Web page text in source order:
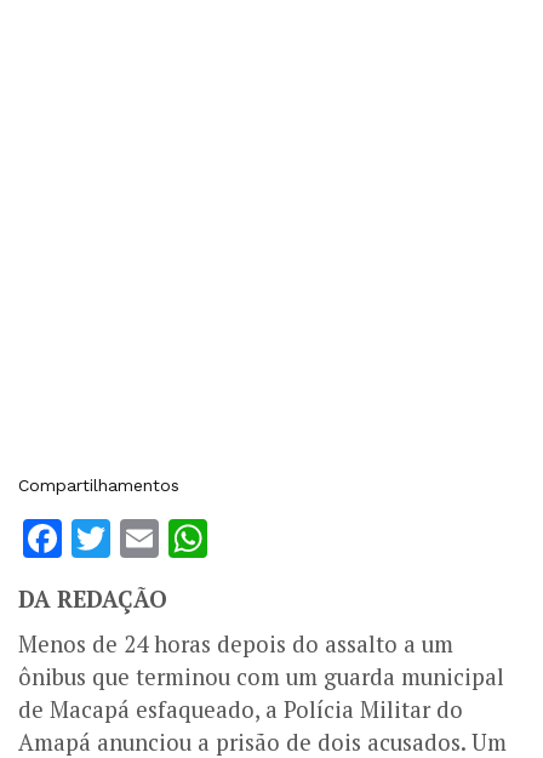
Compartilhamentos
Facebook
Twitter
Email
DA REDAÇÃO
Menos de 24 horas depois do assalto a um
ônibus que terminou com um guarda municipal
de Macapá esfaqueado, a Polícia Militar do
Amapá anunciou a prisão de dois acusados. Um